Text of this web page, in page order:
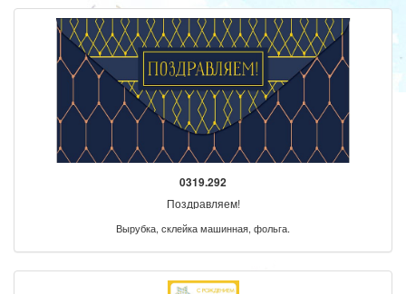
0319.292
Поздравляем!
Вырубка, склейка машинная, фольга.